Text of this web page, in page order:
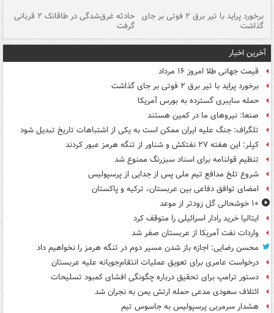
برخورد پراید با تیر برق ۲ فوتی بر جای
گذاشت
حادثه غرق‌شدگی در طاقانک ۲ قربانی
گرفت
آخرین اخبار
قیمت جهانی طلا امروز ۱۶ مرداد
برخورد پراید با تیر برق ۲ فوتی بر جای گذاشت
حمله سایبری گسترده به بورس آمریکا
صنعا: نیروهای ما در کمین‌ هستند
تلگراف: جنگ علیه ایران ممکن است به یکی از اشتباهات تاریخ تبدیل شود
کپلر: این هفته ۲۷ نفتکش و شناور از تنگه هرمز عبور کردند
تنظیم قولنامه برای اسناد سبزرنگ ممنوع شد
شروع تلخ مدافع تیم ملی پس از جدایی از پرسپولیس
امضای توافق دفاعی بین عربستان، ترکیه و پاکستان
۱۰ خوشحالی گل زودتر از موعد
ایتالیا خرید رادار اسرائیلی را متوقف کرد
واردات نفت آمریکا از عربستان صفر شد
محسن رضایی: اجازه باز شدن مسیر دوم در تنگه هرمز را نخواهیم داد
درخواست عامری برای تعویق عملیات انتقام‌جویانه علیه عربستان
دستور ترامپ برای تحقیق درباره چگونگی افشای کمبود تسلیحات
ائتلاف سعودی مدعی حمله ارتش یمن به نجران شد
هشدار سرمربی پرسپولیس به جاسوس تیم